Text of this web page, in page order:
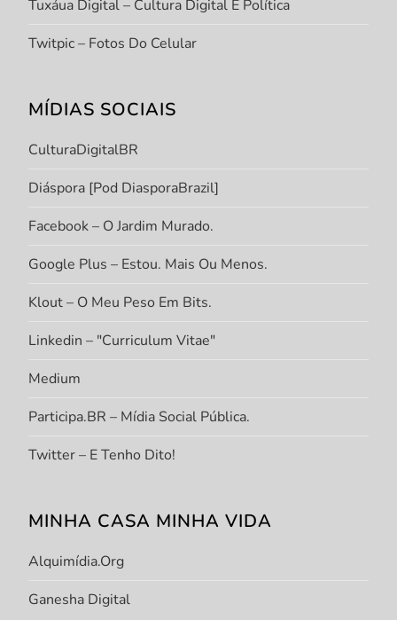
Tuxáua Digital – Cultura Digital E Política
Twitpic – Fotos Do Celular
MÍDIAS SOCIAIS
CulturaDigitalBR
Diáspora [Pod DiasporaBrazil]
Facebook – O Jardim Murado.
Google Plus – Estou. Mais Ou Menos.
Klout – O Meu Peso Em Bits.
Linkedin – "Curriculum Vitae"
Medium
Participa.BR – Mídia Social Pública.
Twitter – E Tenho Dito!
MINHA CASA MINHA VIDA
Alquimídia.org
Ganesha Digital